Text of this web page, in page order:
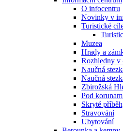
O infocentru
Novinky v
Turistické
Muzea
Hrady a
Rozhledny v
Naučná
Naučná
Zbirožská
Pod
Skryté
Stravování
Ubytování